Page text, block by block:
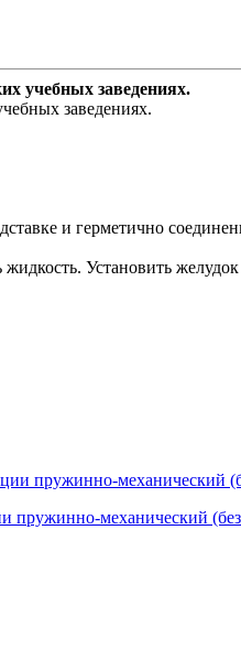
учебных заведениях.
заведениях.
и герметично
Установить
механический (без